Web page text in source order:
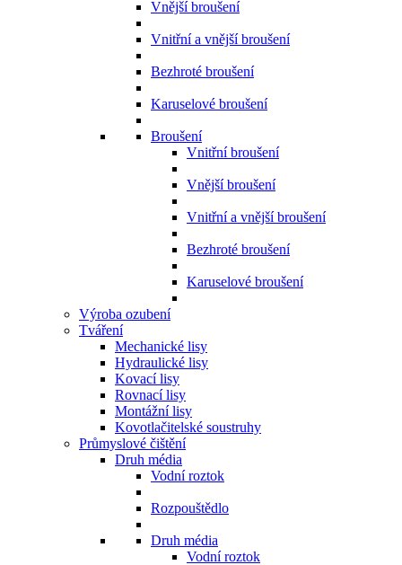
Vnější broušení
Vnitřní a vnější broušení
Bezhroté broušení
Karuselové broušení
Broušení
Vnitřní broušení
Vnější broušení
Vnitřní a vnější broušení
Bezhroté broušení
Karuselové broušení
Výroba ozubení
Tváření
Mechanické lisy
Hydraulické lisy
Kovací lisy
Rovnací lisy
Montážní lisy
Kovotlačitelské soustruhy
Průmyslové čištění
Druh média
Vodní roztok
Rozpouštědlo
Druh média
Vodní roztok